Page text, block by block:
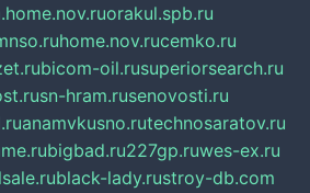
orakul.spb.ru
home.nov.rucemko.ru
bicom-oil.rusuperiorsearch.ru
sn-hram.rusenovosti.ru
anamvkusno.rutechnosaratov.ru
bigbad.ru227gp.ruwes-ex.ru
black-lady.rustroy-db.com